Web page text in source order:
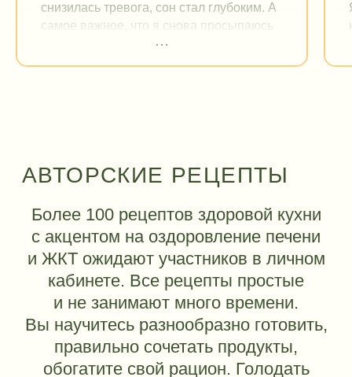
снизилась тревога, сон стал глубоким. А
самое важное, что я снова просыпаюсь
в мои любимые 5.30 без будильника.
откладывалось уже год , и все
непредвиденные обстоятельства
проживались с легкостью.
Хочу отметить случившуюся Любовь с
петрушкой, хотя раньше, даже запах
вызывал отвращение …
Так же, прекрасным бонусом оказались
изменения внешности-чистое( без
воспалений) и отеков лицо, и минус 8 кг.
Заходила в курс с набором страхов,